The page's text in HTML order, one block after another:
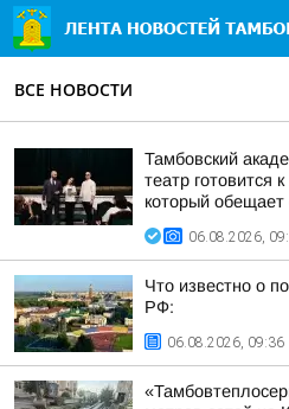
ВСЕ НОВОСТИ
Тамбовский
театр готовится
который
06.08.2026,
Что известно о
РФ:
06.08.2026, 09:36